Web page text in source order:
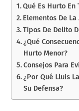
Qué Es Hurto En
Elementos De
Tipos De Delito
¿Qué
Hurto Menor?
Consejos Para
¿Por Qué Lluis
Su Defensa?